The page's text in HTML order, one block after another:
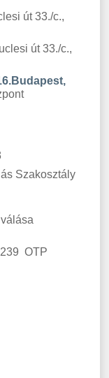
út 33./c.,
út 33./c.,
Szakosztály
OTP